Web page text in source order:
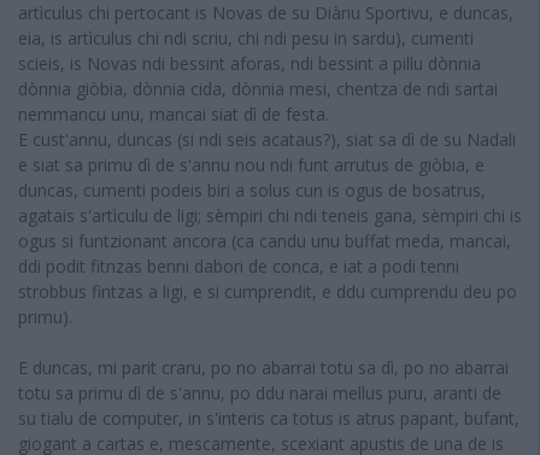
artìculus chi pertocant is Novas de su Diàriu Sportivu, e duncas,
eia, is artìculus chi ndi scriu, chi ndi pesu in sardu), cumenti
scieis, is Novas ndi bessint aforas, ndi bessint a pillu dònnia
dònnia giòbia, dònnia cida, dònnia mesi, chentza de ndi sartai
nemmancu unu, mancai siat dì de festa.
E cust'annu, duncas (si ndi seis acataus?), siat sa dì de su Nadali
e siat sa primu dì de s'annu nou ndi funt arrutus de giòbia, e
duncas, cumenti podeis biri a solus cun is ogus de bosatrus,
agatais s'artìculu de ligi; sèmpiri chi ndi teneis gana, sèmpiri chi is
ogus si funtzionant ancora (ca candu unu buffat meda, mancai,
ddi podit fitnzas benni dabori de conca, e iat a podi tenni
strobbus fintzas a ligi, e si cumprendit, e ddu cumprendu deu po
primu).
E duncas, mi parit craru, po no abarrai totu sa dì, po no abarrai
totu sa primu dì de s'annu, po ddu narai mellus puru, aranti de
su tialu de computer, in s'interis ca totus is atrus papant, bufant,
giogant a cartas e, mescamente, scexiant apustis de una de is